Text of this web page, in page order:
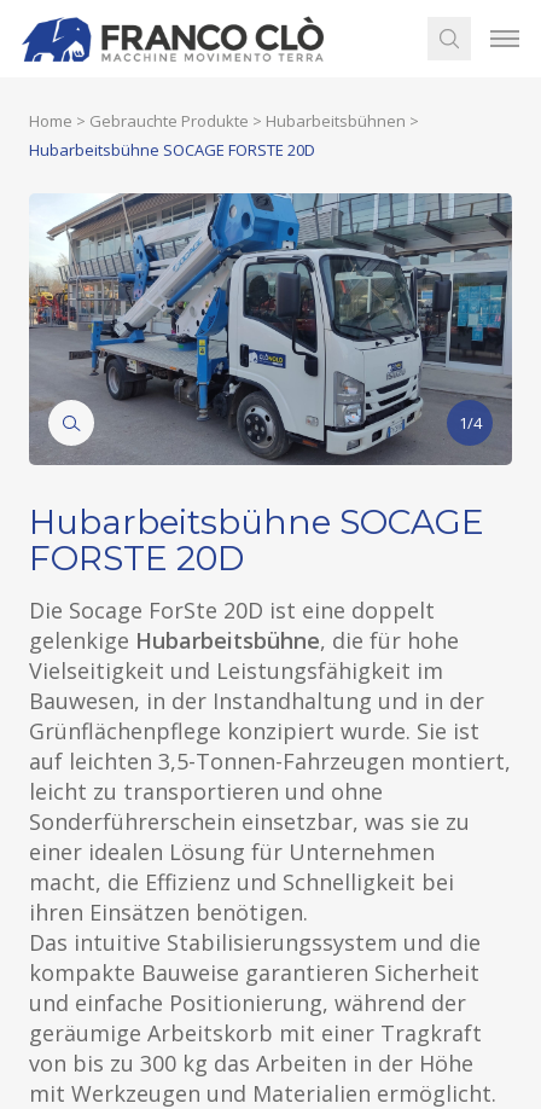
Home > Gebrauchte Produkte > Hubarbeitsbühnen >
Hubarbeitsbühne SOCAGE FORSTE 20D
1/4
Hubarbeitsbühne SOCAGE
FORSTE 20D
Die Socage ForSte 20D ist eine doppelt
gelenkige Hubarbeitsbühne, die für hohe
Vielseitigkeit und Leistungsfähigkeit im
Bauwesen, in der Instandhaltung und in der
Grünflächenpflege konzipiert wurde. Sie ist
auf leichten 3,5-Tonnen-Fahrzeugen montiert,
leicht zu transportieren und ohne
Sonderführerschein einsetzbar, was sie zu
einer idealen Lösung für Unternehmen
macht, die Effizienz und Schnelligkeit bei
ihren Einsätzen benötigen.
Das intuitive Stabilisierungssystem und die
kompakte Bauweise garantieren Sicherheit
und einfache Positionierung, während der
geräumige Arbeitskorb mit einer Tragkraft
von bis zu 300 kg das Arbeiten in der Höhe
mit Werkzeugen und Materialien ermöglicht.